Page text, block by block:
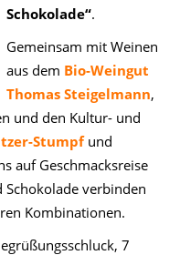
Schokolade“.
Gemeinsam mit Weinen
aus dem Bio-Weingut
Thomas Steigelmann,
und den Kultur- und
Stumpfund
auf Geschmacksreise
verbinden
Kombinationen.
7